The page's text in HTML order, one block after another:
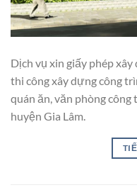
Dịch vụ xin giấy phép
thi công xây dựng công
quán ăn, văn phòng
huyện Gia Lâm.